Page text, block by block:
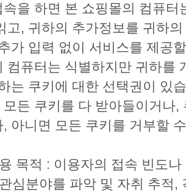
을 하면 본 쇼핑몰의 컴퓨
고, 귀하의 추가정보를 귀하
가 입력 없이 서비스를 제공
컴퓨터는 식별하지만 귀하를
는 쿠키에 대한 선택권이 있
든 쿠키를 다 받아들이거나,
아니면 모든 쿠키를 거부할
목적 : 이용자의 접속 빈도
심분야를 파악 및 자취 추적,